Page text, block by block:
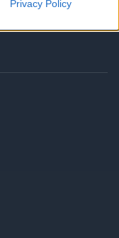
Privacy Policy